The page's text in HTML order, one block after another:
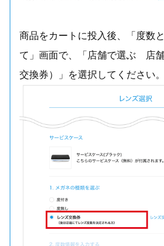
商品をカートに投入後、「度数
て」画面で、「店舗で選ぶ 店
交換券）」を選択してください。